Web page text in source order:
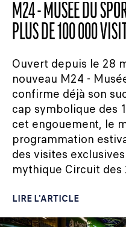
M24 - MUSÉE DU
PLUS DE 100 000
Ouvert depuis le 28
nouveau M24 -
confirme déjà son
cap symbolique des
cet engouement, le
programmation
des visites
mythique Circuit des
LIRE L'ARTICLE